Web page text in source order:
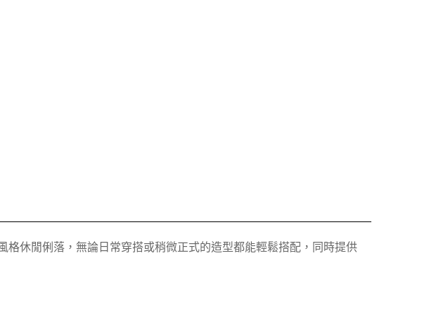
休閒俐落，無論日常穿搭或稍微正式的造型都能輕鬆搭配，同時提供